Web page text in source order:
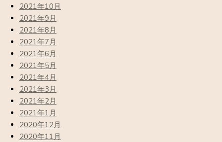
2021年10月
2021年9月
2021年8月
2021年7月
2021年6月
2021年5月
2021年4月
2021年3月
2021年2月
2021年1月
2020年12月
2020年11月